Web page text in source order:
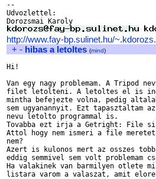
--
Udvozlettel:
http://www.fay-bp.sulinet.hu/
+ - hibas a letoltes (mind)
Hi!
Van egy nagy problemam. A Tripod
filet letolteni. A letoltes el is indul
mintha befejezte volna, pedig
sem ugyanannyit. Ezt tapasztaltam
nevu letolto programmal is.
Tovabba ezt irja a Getright: File
Attol hogy nem ismeri a file
nem?
Azert is kulonos mert az osszes
eddig semmivel sem volt problemam
Ha valakinek van barmilyen otlete
listara varom a valaszat, amit elore